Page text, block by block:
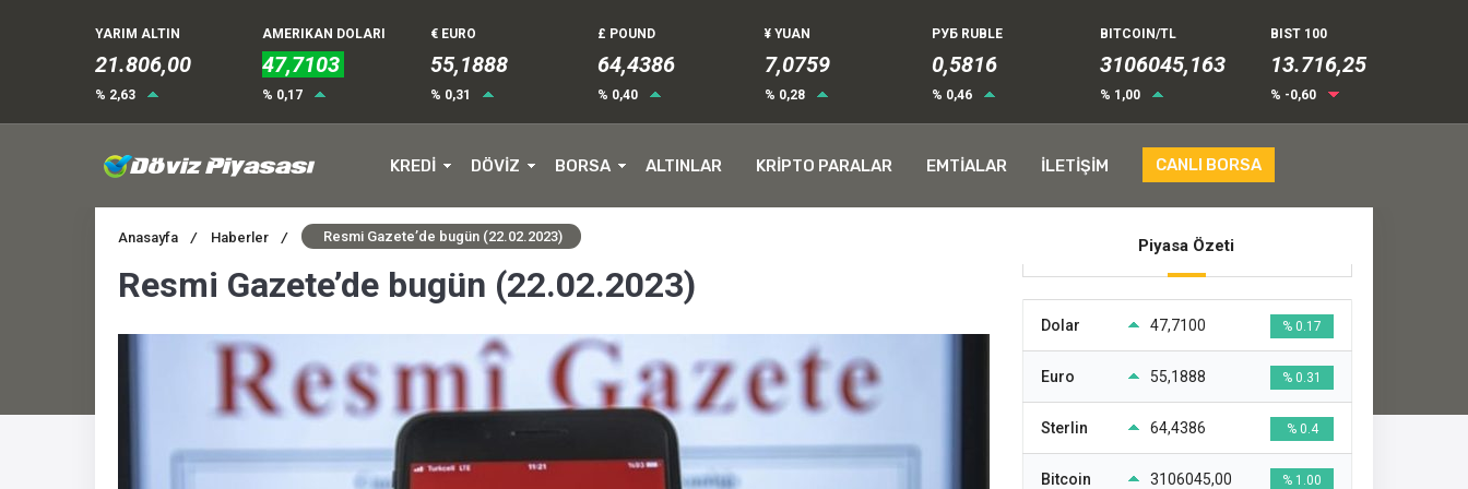
YARIM ALTIN
21.806,00
% 2,63
AMERIKAN DOLARI
47,7103
% 0,17
€ EURO
55,1888
% 0,31
£ POUND
64,4386
% 0,40
¥ YUAN
7,0759
% 0,28
РУБ RUBLE
0,5816
% 0,46
BITCOIN/TL
3106045,163
% 1,00
BIST 100
13.716,25
% -0,60
KREDİ DÖVİZ BORSA ALTINLAR KRİPTO PARALAR EMTİALAR İLETİŞİM CANLI BORSA
Anasayfa / Haberler / Resmi Gazete’de bugün (22.02.2023)
Resmi Gazete’de bugün (22.02.2023)
Piyasa Özeti
Dolar 47,7100 % 0.17
Euro 55,1888 % 0.31
Sterlin 64,4386 % 0.4
Bitcoin 3106045,00 % 1.00